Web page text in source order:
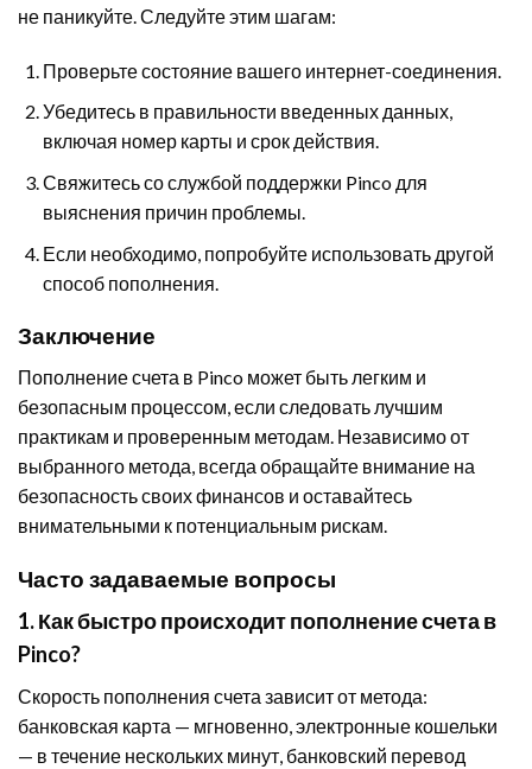
не паникуйте. Следуйте этим шагам:
Проверьте состояние вашего интернет-соединения.
Убедитесь в правильности введенных данных,
включая номер карты и срок действия.
Свяжитесь со службой поддержки Pinco для
выяснения причин проблемы.
Если необходимо, попробуйте использовать другой
способ пополнения.
Заключение
Пополнение счета в Pinco может быть легким и
безопасным процессом, если следовать лучшим
практикам и проверенным методам. Независимо от
выбранного метода, всегда обращайте внимание на
безопасность своих финансов и оставайтесь
внимательными к потенциальным рискам.
Часто задаваемые вопросы
1. Как быстро происходит пополнение счета в
Pinco?
Скорость пополнения счета зависит от метода:
банковская карта — мгновенно, электронные кошельки
— в течение нескольких минут, банковский перевод